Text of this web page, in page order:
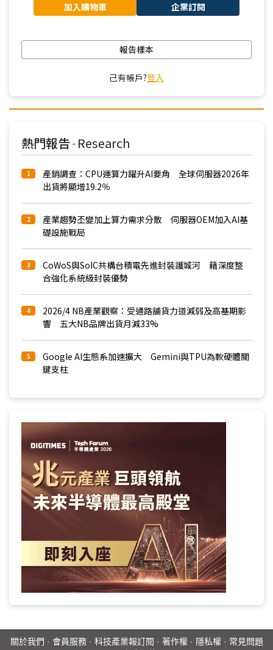
加入購物車 企業訂閱
報告樣本
己有帳戶?登入
熱門報告 - Research
1
產銷調查：CPU運算力躍升AI要角 全球伺服器2026年
出貨將顯增19.2％
2
產業趨勢丕變加上算力需求分散 伺服器OEM加入AI基
礎設施戰局
3
CoWoS與SoIC共構台積電先進封裝護城河 藉深度整
合強化系統級封裝優勢
4
2026/4 NB產業觀察：受通路舖貨力道減弱及高基期影
響 五大NB品牌出貨月減33%
5
Google AI生態系加速擴大 Gemini與TPU為軟硬體關
鍵支柱
關於我們 · 會員服務· 科技產業報訂閱 · 著作權· 隱私權· 常見問題